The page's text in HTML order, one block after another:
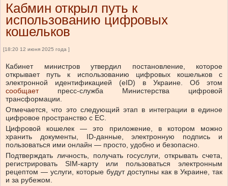
Кабмин открыл путь к
использованию цифровых
кошельков
[18:20 12 июня 2025 года ]
Кабинет министров утвердил постановление, которое
открывает путь к использованию цифровых кошельков с
электронной идентификацией (еID) в Украине.
Об этом
сообщает
пресс-служба Министерства цифровой
трансформации.
Отмечается, что это следующий этап в интеграции в единое
цифровое пространство с ЕС.
Цифровой кошелек — это приложение, в котором можно
хранить документы, ID-данные, электронную подпись и
пользоваться ими онлайн — просто, удобно и безопасно.
Подтверждать личность, получать госуслуги, открывать счета,
регистрировать SIM-карту или пользоваться электронным
рецептом — услуги, которые будут доступны как в Украине, так
и за рубежом.